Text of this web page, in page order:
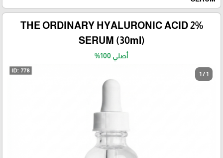
THE ORDINARY HYALURONIC ACID 2%
SERUM (30ml)
أصلي 100%
1 / 1